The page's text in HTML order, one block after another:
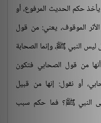
حكم الحديث المرفوع، أو
الموقوف، يعني: من قول
ليس النبي ﷺ، وإنما الصحابة
من قول الصحابي فتكون
أو نقول: إنها من قبيل
النبي ﷺ؟ فما حكم سبب